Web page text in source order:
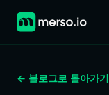
← 블로그로 돌아가기